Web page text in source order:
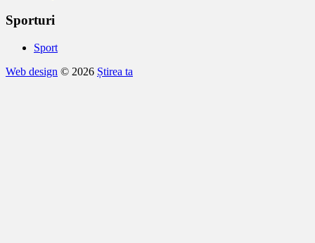
Sporturi
Sport
Web design © 2026 Știrea ta